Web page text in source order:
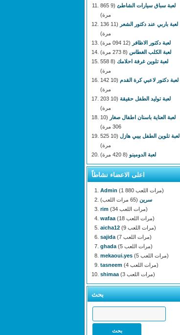
لعبة سباق سيارات الشاطئ
(9 865
مرة)
لعبة باربي عند دكتور الشعر
(11 136
مرة)
لعبة دكتور الاظافر (12 094 مرة)
لعبة الكلب الغطاس (8 273 مرة)
لعبة تلوين غرفة احلامك
(8 558
مرة)
لعبة دكتور لاعبي كرة القدم
(10 142
مرة)
لعبة توليد الطفل حقيقة
(10 203
مرة)
لعبة العناية باسنان اطفال صغار
(10
306 مرة)
لعبة تلوين الطفل بيبي هازل
(10 525
مرة)
لعبة الدومينو (8 420 مرة)
اعلى الاعضاء نشاطاً
Admin
(1 880 مرات اللعب)
سرين (65 مرات اللعب)
rim
(34 مرات اللعب)
wafaa
(18 مرات اللعب)
aicha12
(9 مرات اللعب)
sajida
(7 مرات اللعب)
ghada
(5 مرات اللعب)
mekaoui.yes
(5 مرات اللعب)
tasneem
(4 مرات اللعب)
shimaa
(3 مرات اللعب)
بحث